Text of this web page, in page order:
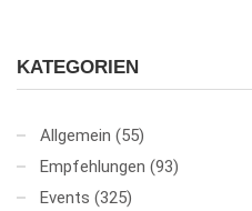
KATEGORIEN
Allgemein (55)
Empfehlungen (93)
Events (325)